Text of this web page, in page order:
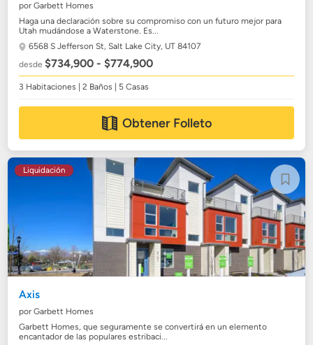
por Garbett Homes
Haga una declaración sobre su compromiso con un futuro mejor para
Utah mudándose a Waterstone. Es...
6568 S Jefferson St,Salt Lake City, UT 84107
desde$734,900 - $774,900
3 Habitaciones | 2 Baños | 5 Casas
Obtener Folleto
Liquidación
Axis
por Garbett Homes
Garbett Homes, que seguramente se convertirá en un elemento
encantador de las populares estribaci...